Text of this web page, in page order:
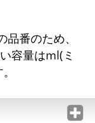
番のため、
容量はml(ミ